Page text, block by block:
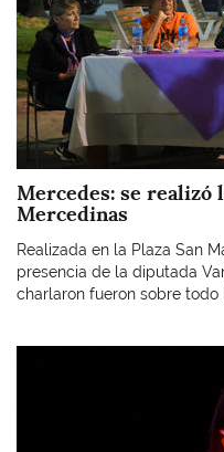
Mercedes: se realizó
Mercedinas
Realizada en la Plaza San
presencia de la diputada
charlaron fueron sobre todo